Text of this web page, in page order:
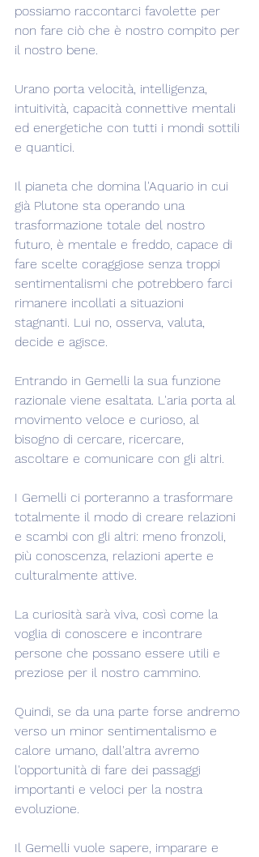
possiamo raccontarci favolette per
non fare ciò che è nostro compito per
il nostro bene.
Urano porta velocità, intelligenza,
intuitività, capacità connettive mentali
ed energetiche con tutti i mondi sottili
e quantici.
Il pianeta che domina l'Aquario in cui
già Plutone sta operando una
trasformazione totale del nostro
futuro, è mentale e freddo, capace di
fare scelte coraggiose senza troppi
sentimentalismi che potrebbero farci
rimanere incollati a situazioni
stagnanti. Lui no, osserva, valuta,
decide e agisce.
Entrando in Gemelli la sua funzione
razionale viene esaltata. L'aria porta al
movimento veloce e curioso, al
bisogno di cercare, ricercare,
ascoltare e comunicare con gli altri.
I Gemelli ci porteranno a trasformare
totalmente il modo di creare relazioni
e scambi con gli altri: meno fronzoli,
più conoscenza, relazioni aperte e
culturalmente attive.
La curiosità sarà viva, così come la
voglia di conoscere e incontrare
persone che possano essere utili e
preziose per il nostro cammino.
Quindi, se da una parte forse andremo
verso un minor sentimentalismo e
calore umano, dall'altra avremo
l'opportunità di fare dei passaggi
importanti e veloci per la nostra
evoluzione.
Il Gemelli vuole sapere, imparare e